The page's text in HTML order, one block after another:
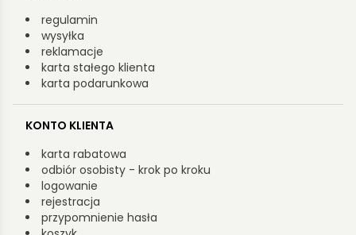
regulamin
wysyłka
reklamacje
karta stałego klienta
karta podarunkowa
KONTO KLIENTA
karta rabatowa
odbiór osobisty - krok po kroku
logowanie
rejestracja
przypomnienie hasła